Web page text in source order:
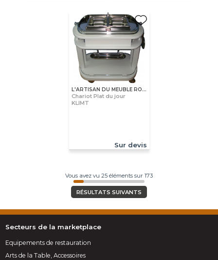
L'ARTISAN DU MEUBLE ROLLAND
Chariot Plat du jour
KLIMT
Sur devis
Vous avez vu 25 éléments sur 173
RÉSULTATS SUIVANTS
Secteurs de la marketplace
Equipements de restauration
Arts de la Table, Accessoires